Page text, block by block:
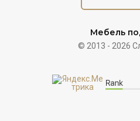
Мебель
© 2013 - 2026